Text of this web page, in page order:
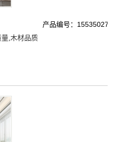
产品编号：1553502785
量 木材品质